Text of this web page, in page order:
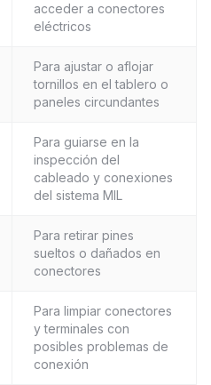
acceder a conectores
eléctricos
Para ajustar o aflojar
tornillos en el tablero o
paneles circundantes
Para guiarse en la
inspección del
cableado y conexiones
del sistema MIL
Para retirar pines
sueltos o dañados en
conectores
Para limpiar conectores
y terminales con
posibles problemas de
conexión